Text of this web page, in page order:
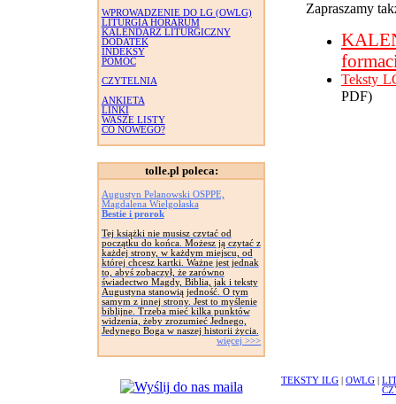
WPROWADZENIE DO LG (OWLG)
LITURGIA HORARUM
KALENDARZ LITURGICZNY
DODATEK
INDEKSY
POMOC
CZYTELNIA
ANKIETA
LINKI
WASZE LISTY
CO NOWEGO?
tolle.pl poleca:
Augustyn Pelanowski OSPPE,
Magdalena Wielgołaska
Bestie i prorok
Tej książki nie musisz czytać od
początku do końca. Możesz ją czytać z
każdej strony, w każdym miejscu, od
której chcesz kartki. Ważne jest jednak
to, abyś zobaczył, że zarówno
świadectwo Magdy, Biblia, jak i teksty
Augustyna stanowią jedność. O tym
samym z innej strony. Jest to myślenie
biblijne. Trzeba mieć kilka punktów
widzenia, żeby zrozumieć Jednego,
Jedynego Boga w naszej historii życia.
więcej >>>
Zapraszamy
Teksty
PDF)
TEKSTY ILG OWLG